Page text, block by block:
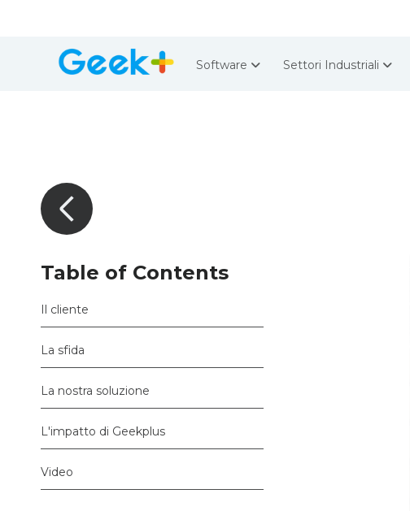
Software Settori Industriali
Table of Contents
Il cliente
La sfida
La nostra soluzione
L'impatto di Geekplus
Video